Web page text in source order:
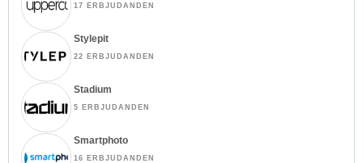
17 ERBJUDANDEN
Stylepit
22 ERBJUDANDEN
Stadium
5 ERBJUDANDEN
Smartphoto
16 ERBJUDANDEN